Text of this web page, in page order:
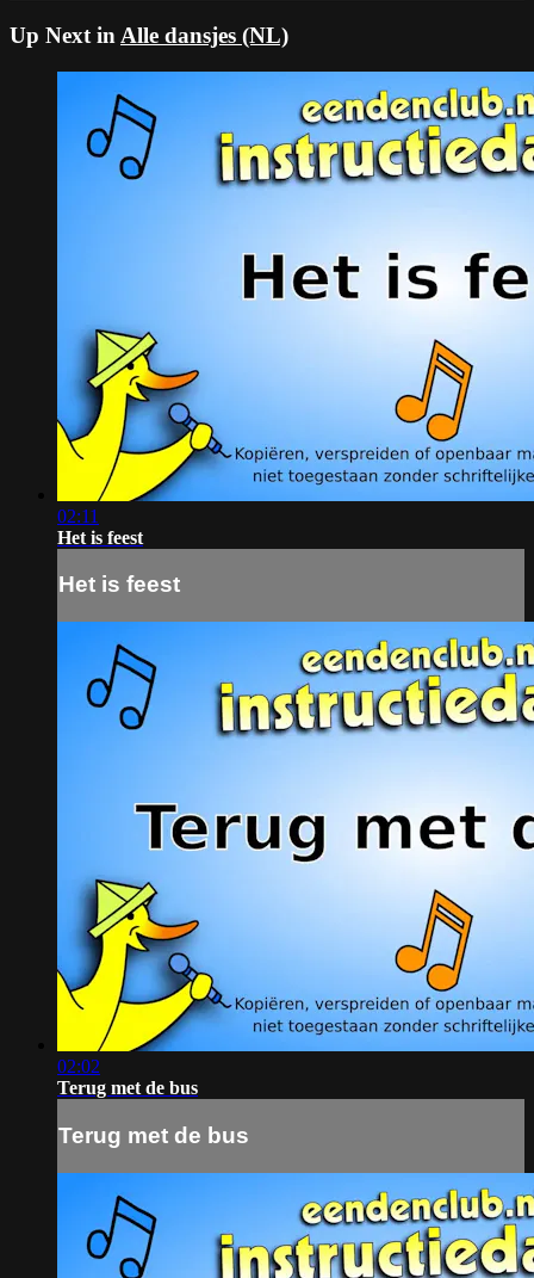
Up Next in Alle dansjes (NL)
02:11
Het is feest
Het is feest
02:02
Terug met de bus
Terug met de bus